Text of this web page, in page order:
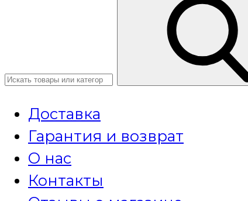
Доставка
Гарантия и возврат
О нас
Контакты